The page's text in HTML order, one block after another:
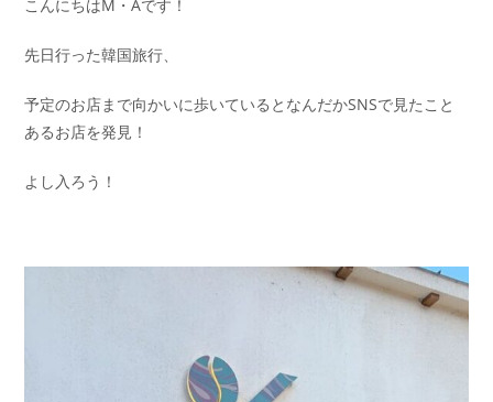
こんにちはM・Aです！
先日行った韓国旅行、
予定のお店まで向かいに歩いているとなんだかSNSで見たこと
あるお店を発見！
よし入ろう！